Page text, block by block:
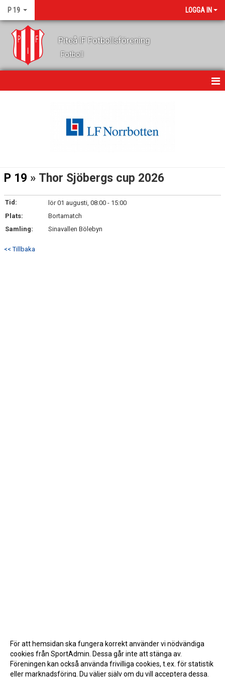
P 19 LOGGA IN
Piteå IF Fotbollsförening
Fotboll
DOKUMENT
KONTAKT
P 19 » Thor Sjöbergs cup 2026
Tid:
lör 01 augusti, 08:00 - 15:00
Plats:
Bortamatch
Samling:
Sinavallen Bölebyn
<< Tillbaka
För att hemsidan ska fungera korrekt använder vi nödvändiga
cookies från SportAdmin. Dessa går inte att stänga av.
Föreningen kan också använda frivilliga cookies, t.ex. för statistik
eller marknadsföring. Du väljer själv om du vill acceptera dessa.